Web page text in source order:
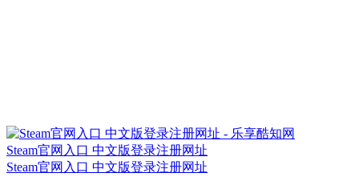
Steam官网入口 中文版登录注册网址
Steam官网入口 中文版登录注册网址